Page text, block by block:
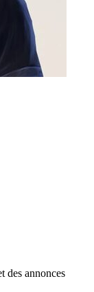
des annonces